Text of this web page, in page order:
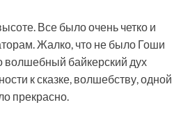
Все было очень четко и
Жалко, что не было Гоши
волшебный байкерский дух
к сказке, волшебству, одной
прекрасно.